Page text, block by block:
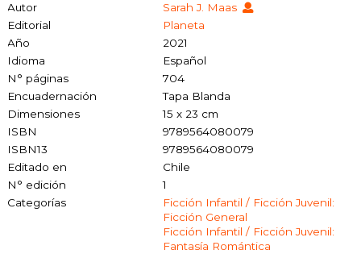
Autor
Sarah J. Maas
Editorial
Planeta
Año
2021
Idioma
Español
N° páginas
704
Encuadernación
Tapa Blanda
Dimensiones
15 x 23 cm
ISBN
9789564080079
ISBN13
9789564080079
Editado en
Chile
N° edición
1
Categorías
Ficción Infantil / Ficción Juvenil:
Ficción General
Ficción Infantil / Ficción Juvenil:
Fantasía Romántica